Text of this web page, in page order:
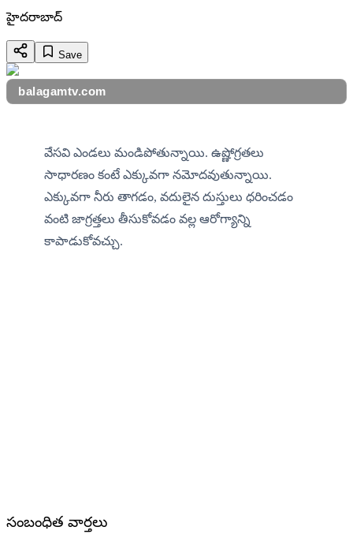
హైదరాబాద్
Save
balagamtv.com
వేసవి ఎండలు మండిపోతున్నాయి. ఉష్ణోగ్రతలు
సాధారణం కంటే ఎక్కువగా నమోదవుతున్నాయి.
ఎక్కువగా నీరు తాగడం, వదులైన దుస్తులు ధరించడం
వంటి జాగ్రత్తలు తీసుకోవడం వల్ల ఆరోగ్యాన్ని
కాపాడుకోవచ్చు.
సంబంధిత వార్తలు